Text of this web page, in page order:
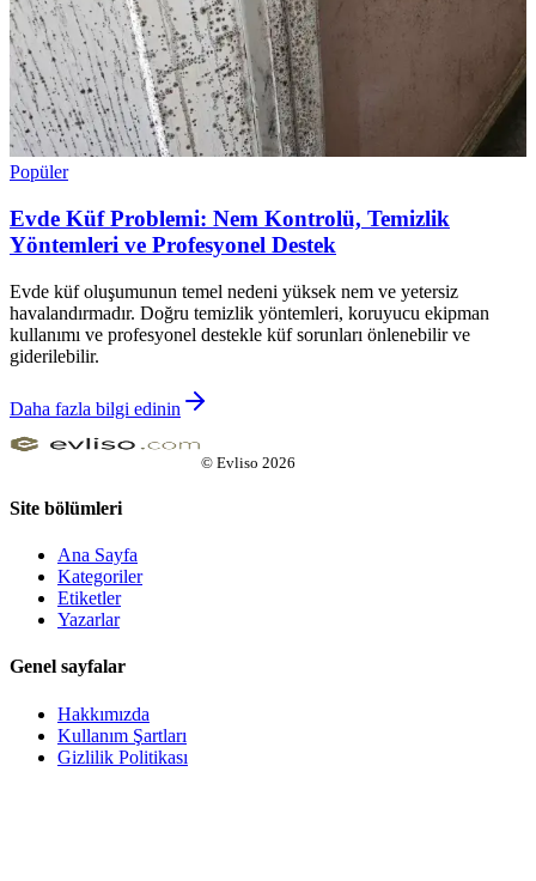
Popüler
Evde Küf Problemi: Nem Kontrolü, Temizlik
Yöntemleri ve Profesyonel Destek
Evde küf oluşumunun temel nedeni yüksek nem ve yetersiz
havalandırmadır. Doğru temizlik yöntemleri, koruyucu ekipman
kullanımı ve profesyonel destekle küf sorunları önlenebilir ve
giderilebilir.
Daha fazla bilgi edinin
© Evliso 2026
Site bölümleri
Ana Sayfa
Kategoriler
Etiketler
Yazarlar
Genel sayfalar
Hakkımızda
Kullanım Şartları
Gizlilik Politikası